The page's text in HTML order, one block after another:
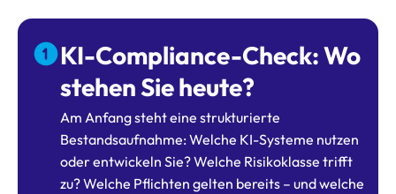
KI-Compliance-Check: Wo
stehen Sie heute?
Am Anfang steht eine strukturierte
Bestandsaufnahme: Welche KI-Systeme nutzen
oder entwickeln Sie? Welche Risikoklasse trifft
zu? Welche Pflichten gelten bereits – und welche